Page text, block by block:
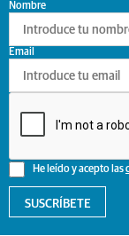
Nombre
He leído y acepto las
Email
SUSCRÍBETE